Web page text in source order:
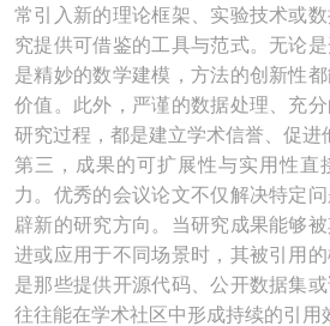
常引入新的理论框架、实验技术或
究提供可借鉴的工具与范式。无论
是精妙的数学建模，方法的创新性
价值。此外，严谨的数据处理、充
研究过程，都是建立学术信誉、促进
第三，成果的可扩展性与实用性直
力。优秀的会议论文不仅解决特定
辟新的研究方向。当研究成果能够
进或应用于不同场景时，其被引用
是那些提供开源代码、公开数据集
往往能在学术社区中形成持续的引用